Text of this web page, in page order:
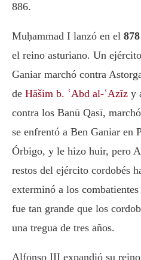
886.
Muḥammad I lanzó en el 878
el reino asturiano. Un
Ganiar marchó contra
de Hāšim b. ʿAbd al-ʿAzīz y
contra los Banū Qasī,
se enfrentó a Ben Ganiar en
Órbigo, y le hizo huir, pero
restos del ejército cordobés
exterminó a los
fue tan grande que los
una tregua de tres años.
Alfonso III expandió su